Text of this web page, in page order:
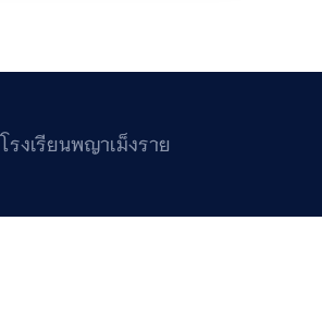
โรงเรียนพญาเม็งราย